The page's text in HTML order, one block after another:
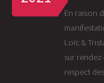
En raison
Loïc &
sur
respect